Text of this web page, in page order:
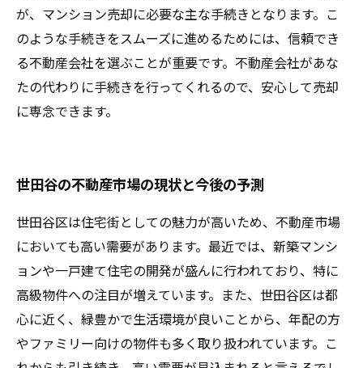
が、マンション売却に必要な主な手続きとなります。こ
のような手続きをスムーズに進めるためには、信頼でき
る不動産会社を選ぶことが重要です。不動産会社があな
たの代わりに手続きを行ってくれるので、安心して売却
に専念できます。
世田谷の不動産市場の現状と今後の予測
世田谷区は住宅街としての魅力が高いため、不動産市場
においても高い需要があります。最近では、新築マンシ
ョンや一戸建て住宅の開発が盛んに行われており、特に
高級物件への注目が増えています。また、世田谷区は都
心に近く、緑豊かで生活環境が良いことから、年配の方
やファミリー向けの物件も多く取り扱われています。こ